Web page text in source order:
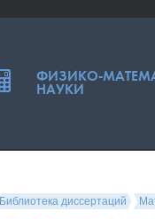
Библиотека диссертаций
ФИЗИКО-
НАУКИ